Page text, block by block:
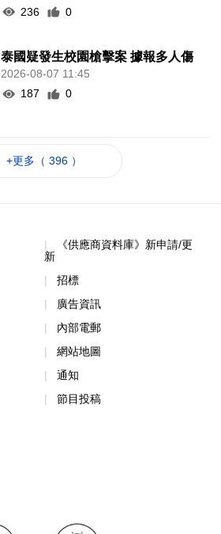
236
0
泰國疑發生校園槍擊案 據報多人傷
2026-08-07 11:45
187
0
+更多（ 396 ）
《供應商資料庫》新申請/更
新
招標
廣告資訊
內部電郵
網站地圖
通知
節目投稿